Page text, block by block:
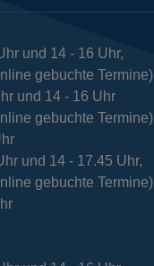
und 14 - 16 Uhr,
gebuchte Termine)
und 14 - 16 Uhr
gebuchte Termine)
und 14 - 17.45 Uhr,
gebuchte Termine)